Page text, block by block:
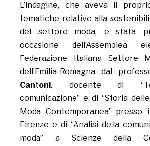
L’indagine, che aveva il
tematiche relative alla
del settore moda, è stata
occasione dell’Assemblea
Federazione Italiana Settore
dell’Emilia-Romagna dal
Cantoni, docente di
comunicazione” e di “Storia
Moda Contemporanea” presso
Firenze e di “Analisi della
moda” a Scienze della